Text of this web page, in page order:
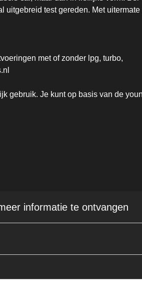
uitgebreid test gereden. Met uitermate
met of zonder lpg, turbo,
gebruik. Je kunt op basis van de
informatie te ontvangen